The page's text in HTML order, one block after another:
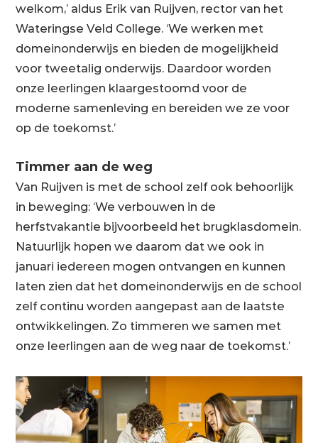
welkom,’ aldus Erik van Ruijven, rector van het
Wateringse Veld College. ‘We werken met
domeinonderwijs en bieden de mogelijkheid
voor tweetalig onderwijs. Daardoor worden
onze leerlingen klaargestoomd voor de
moderne samenleving en bereiden we ze voor
op de toekomst.’
Timmer aan de weg
Van Ruijven is met de school zelf ook behoorlijk
in beweging: ‘We verbouwen in de
herfstvakantie bijvoorbeeld het brugklasdomein.
Natuurlijk hopen we daarom dat we ook in
januari iedereen mogen ontvangen en kunnen
laten zien dat het domeinonderwijs en de school
zelf continu worden aangepast aan de laatste
ontwikkelingen. Zo timmeren we samen met
onze leerlingen aan de weg naar de toekomst.’